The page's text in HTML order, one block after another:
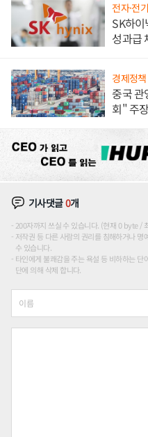
전자·전
SK하
성과급
경제정책
중국 관
회" 주
기사댓글0개
200자까지 쓰실 수 있습니다. (현재 0 byte /
저작권 등 다른 사람의 권리를 침해하거나
수 있습니다.
타인에게 불쾌감을 주는 욕설 등 비하하는
단에 의해 삭제 합니다.